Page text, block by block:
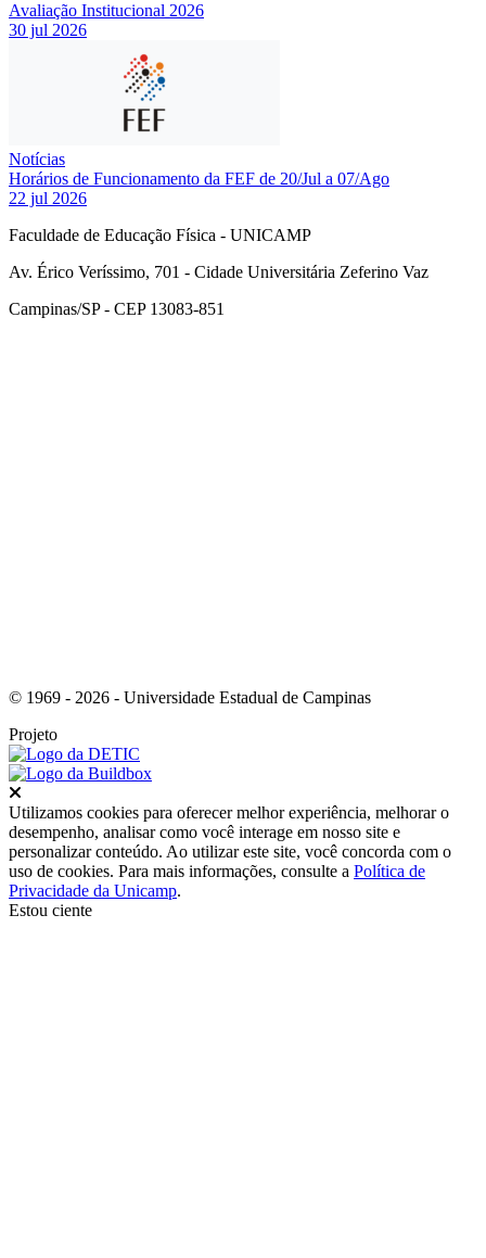
Avaliação Institucional 2026
30 jul 2026
Notícias
Horários de Funcionamento da FEF de 20/Jul a 07/Ago
22 jul 2026
Faculdade de Educação Física - UNICAMP
Av. Érico Veríssimo, 701 - Cidade Universitária Zeferino Vaz
Campinas/SP - CEP 13083-851
© 1969 - 2026 - Universidade Estadual de Campinas
Projeto
Utilizamos cookies para oferecer melhor experiência, melhorar o
desempenho, analisar como você interage em nosso site e
personalizar conteúdo. Ao utilizar este site, você concorda com o
uso de cookies. Para mais informações, consulte a Política de
Privacidade da Unicamp.
Estou ciente